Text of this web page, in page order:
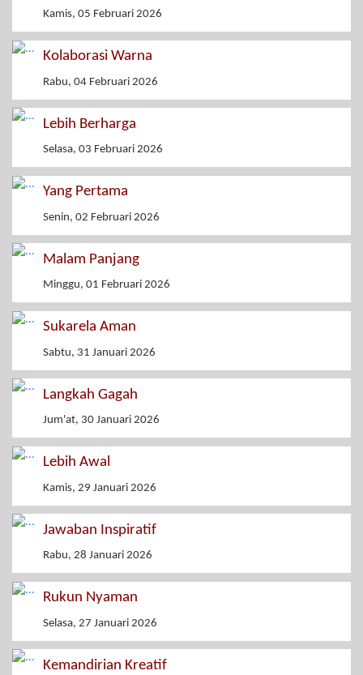
Kamis, 05 Februari 2026
Kolaborasi Warna
Rabu, 04 Februari 2026
Lebih Berharga
Selasa, 03 Februari 2026
Yang Pertama
Senin, 02 Februari 2026
Malam Panjang
Minggu, 01 Februari 2026
Sukarela Aman
Sabtu, 31 Januari 2026
Langkah Gagah
Jum'at, 30 Januari 2026
Lebih Awal
Kamis, 29 Januari 2026
Jawaban Inspiratif
Rabu, 28 Januari 2026
Rukun Nyaman
Selasa, 27 Januari 2026
Kemandirian Kreatif